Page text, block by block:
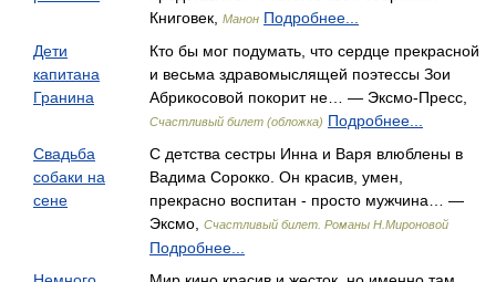
Книговек,
Манон Подробнее...
Дети
капитана
Гранина
Кто бы мог подумать, что сердце прекрасной
и весьма здравомыслящей поэтессы Зои
Абрикосовой покорит не… — Эксмо-Пресс,
Счастливый билет (обложка) Подробнее...
Свадьба
собаки на
сене
С детства сестры Инна и Варя влюблены в
Вадима Сорокко. Он красив, умен,
прекрасно воспитан - просто мужчина… —
Эксмо,
Счастливый билет. Романы Н.Мироновой
Подробнее...